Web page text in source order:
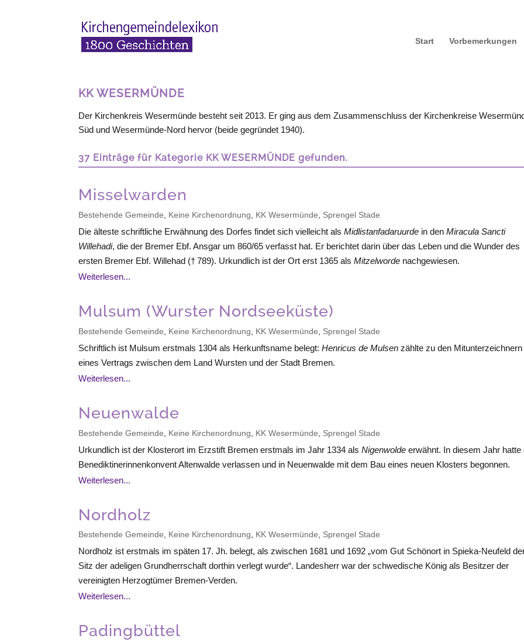
Start Vorbemerkungen
KK WESERMÜNDE
Der Kirchenkreis Wesermünde besteht seit 2013. Er ging aus dem Zusammenschluss der Kirchenkreise
Süd und Wesermünde-Nord hervor (beide gegründet 1940).
37 Einträge für Kategorie KK WESERMÜNDE gefunden.
Misselwarden
Bestehende Gemeinde Keine Kirchenordnung KK Wesermünde Sprengel Stade
Die älteste schriftliche Erwähnung des Dorfes findet sich vielleicht alsMidlistanfadaruurde in denMiracula Sancti
Willehadi, die der Bremer Ebf. Ansgar um 860/65 verfasst hat. Er berichtet darin über das Leben und die Wunder des
ersten Bremer Ebf. Willehad († 789). Urkundlich ist der Ort erst 1365 alsMitzelworde nachgewiesen.
Weiterlesen...
Mulsum (Wurster Nordseeküste)
Bestehende Gemeinde Keine Kirchenordnung KK Wesermünde Sprengel Stade
Schriftlich ist Mulsum erstmals 1304 als Herkunftsname belegt:Henricus de Mulsenzählte zu den Mitunterzeichnern
eines Vertrags zwischen dem LandWursten und der Stadt Bremen.
Weiterlesen...
Neuenwalde
Bestehende Gemeinde Keine Kirchenordnung KK Wesermünde Sprengel Stade
Urkundlich ist der Klosterort im Erzstift Bremen erstmals im Jahr 1334 alsNigenwolde erwähnt. In diesem Jahr hatte
Benediktinerinnenkonvent Altenwalde verlassen und in Neuenwalde mit dem Bau eines neuen Klosters begonnen.
Weiterlesen...
Nordholz
Bestehende Gemeinde, Keine Kirchenordnung, KK Wesermünde, Sprengel Stade
Nordholz ist erstmals im späten 17. Jh. belegt, als zwischen 1681 und 1692 „vom Gut Schönort in Spieka-Neufeld
Sitz der adeligen Grundherrschaft dorthin verlegt wurde“. Landesherr war der schwedische König als Besitzer der
vereinigten Herzogtümer Bremen-Verden.
Weiterlesen...
Padingbüttel